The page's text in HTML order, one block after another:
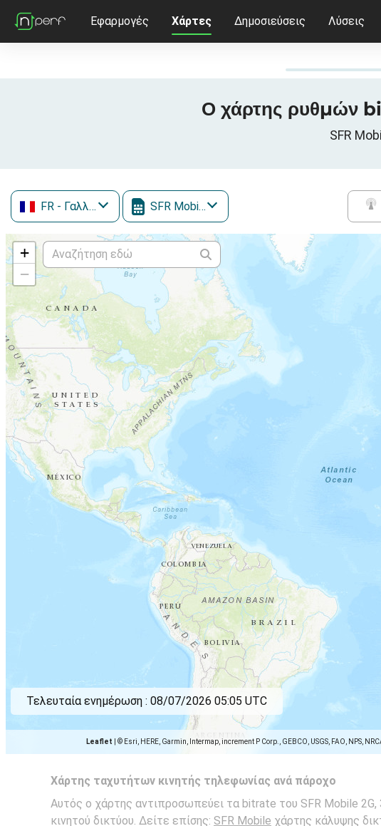
Εφαρμογές Χάρτες Δημοσιεύσεις Λύσεις
Ο χάρτης ρυθμών
SFR
FR - Γαλλία SFR Mobile
+
−
Leaflet © Esri, HERE, Garmin, Intermap, increment P Corp., GEBCO, USGS, FAO, NPS,
Τελευταία ενημέρωση : 08/07/2026 05:05 UTC
Χάρτης ταχυτήτων κινητής τηλεφωνίας ανά πάροχο
Αυτός ο χάρτης αντιπροσωπεύει τα bitrate του SFR Mobile 2G,
κινητού δικτύου. Δείτε επίσης: SFR Mobile χάρτης κάλυψης